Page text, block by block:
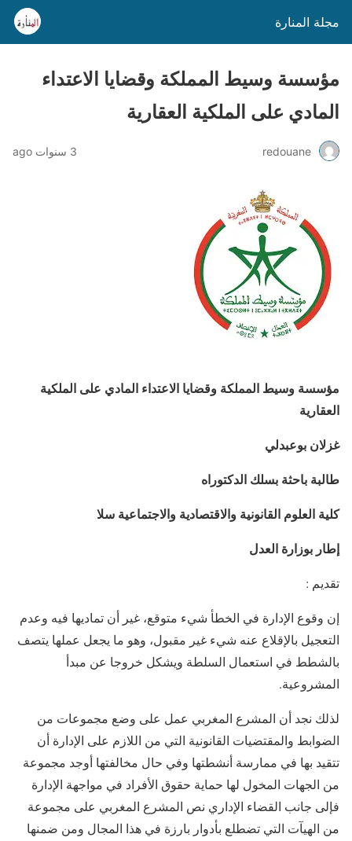
مجلة المنارة
مؤسسة وسيط المملكة وقضايا الاعتداء
المادي على الملكية العقارية
redouane 3 سنوات ago
مؤسسة وسيط المملكة وقضايا الاعتداء المادي على الملكية
العقارية
غزلان بوعبدلي
طالبة باحثة بسلك الدكتوراه
كلية العلوم القانونية والاقتصادية والاجتماعية سلا
إطار بوزارة العدل
تقديم :
إن وقوع الإدارة في الخطأ شيء متوقع، غير أن تماديها فيه وعدم
التعجيل بالإقلاع عنه شيء غير مقبول، وهو ما يجعل عملها يتصف
بالشطط في استعمال السلطة ويشكل خروجا عن مبدأ
المشروعية.
لذلك نجد أن المشرع المغربي عمل على وضع مجموعات من
الضوابط والمقتضيات القانونية التي من اللازم على الإدارة أن
تتقيد بها في ممارسة أنشطتها وفي حال مخالفتها أوجد مجموعة
من الجهات المخول لها حماية حقوق الأفراد في مواجهة الإدارة
فإلى جانب القضاء الإداري نص المشرع المغربي على مجموعة
من الهيآت التي تضطلع بأدوار بارزة في هذا المجال ومن ضمنها